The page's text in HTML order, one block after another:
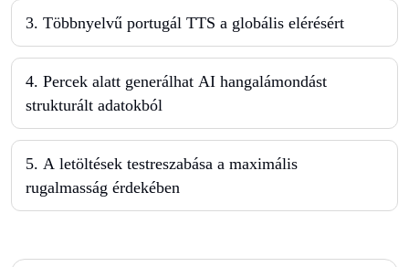
3. Többnyelvű portugál TTS a globális elérésért
4. Percek alatt generálhat AI hangalámondást
strukturált adatokból
5. A letöltések testreszabása a maximális
rugalmasság érdekében